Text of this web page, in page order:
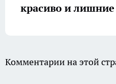
красиво и лишние
Комментарии на этой